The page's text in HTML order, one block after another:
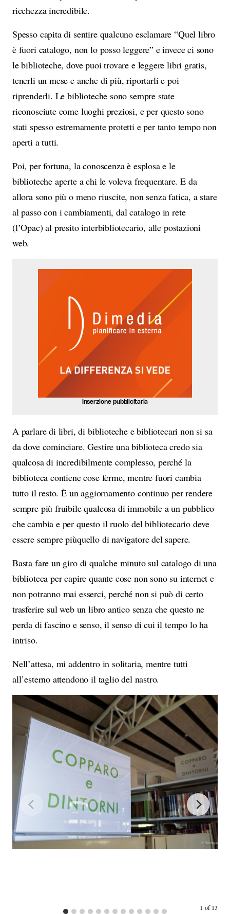
ricchezza incredibile.
Spesso capita di sentire qualcuno esclamare “Quel libro
è fuori catalogo, non lo posso leggere” e invece ci sono
le biblioteche, dove puoi trovare e leggere libri gratis,
tenerli un mese e anche di più, riportarli e poi
riprenderli. Le biblioteche sono sempre state
riconosciute come luoghi preziosi, e per questo sono
stati spesso estremamente protetti e per tanto tempo non
aperti a tutti.
Poi, per fortuna, la conoscenza è esplosa e le
biblioteche aperte a chi le voleva frequentare. E da
allora sono più o meno riuscite, non senza fatica, a stare
al passo con i cambiamenti, dal catalogo in rete
(l’Opac) al presito interbibliotecario, alle postazioni
web.
Inserzione pubblicitaria
A parlare di libri, di biblioteche e bibliotecari non si sa
da dove cominciare. Gestire una biblioteca credo sia
qualcosa di incredibilmente complesso, perché la
biblioteca contiene cose ferme, mentre fuori cambia
tutto il resto. È un aggiornamento continuo per rendere
sempre più fruibile qualcosa di immobile a un pubblico
che cambia e per questo il ruolo del bibliotecario deve
essere sempre piùquello di navigatore del sapere.
Basta fare un giro di qualche minuto sul catalogo di una
biblioteca per capire quante cose non sono su internet e
non potranno mai esserci, perché non si può di certo
trasferire sul web un libro antico senza che questo ne
perda di fascino e senso, il senso di cui il tempo lo ha
intriso.
Nell’attesa, mi addentro in solitaria, mentre tutti
all’esterno attendono il taglio del nastro.
1 of 13